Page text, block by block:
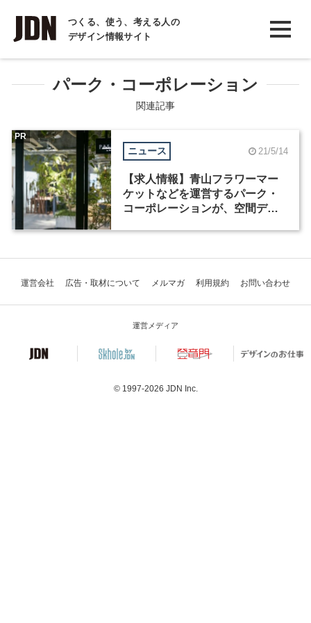
つくる、使う、考える人の
デザイン情報サイト
INTERVIEW
インタビュー
REPORT
COLUMN
コラム
パーク・コーポレーション
関連記事
ニュース 21/5/14
【求人情報】青山フラワーマー
ケットなどを運営するパーク・
コーポレーションが、空間デザ
PR
運営会社 広告・取材について メルマガ 利用規約 お問い合わせ
運営メディア
© 1997-2026 JDN Inc.